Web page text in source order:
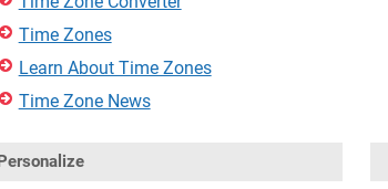
Time Zones
Learn About Time Zones
Time Zone News